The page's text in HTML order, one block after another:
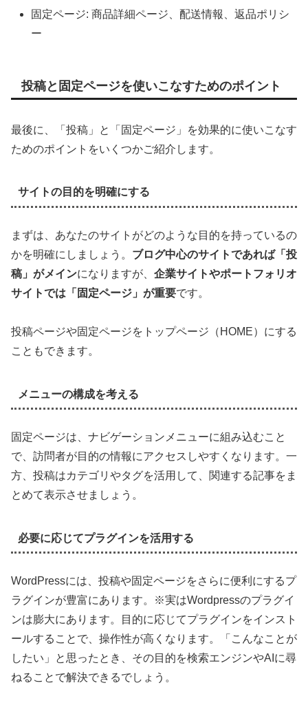
固定ページ: 商品詳細ページ、配送情報、返品ポリシ
ー
投稿と固定ページを使いこなすためのポイント
最後に、「投稿」と「固定ページ」を効果的に使いこなす
ためのポイントをいくつかご紹介します。
サイトの目的を明確にする
まずは、あなたのサイトがどのような目的を持っているの
かを明確にしましょう。 ブログ中心のサイトであれば「投
稿」がメインになりますが、 企業サイトやポートフォリオ
サイトでは「固定ページ」が重要です。
投稿ページや固定ページをトップページ（HOME）にする
こともできます。
メニューの構成を考える
固定ページは、ナビゲーションメニューに組み込むこと
で、訪問者が目的の情報にアクセスしやすくなります。一
方、投稿はカテゴリやタグを活用して、関連する記事をま
とめて表示させましょう。
必要に応じてプラグインを活用する
WordPressには、投稿や固定ページをさらに便利にするプ
ラグインが豊富にあります。※実はWordpressのプラグイ
ンは膨大にあります。目的に応じてプラグインをインスト
ールすることで、操作性が高くなります。「こんなことが
したい」と思ったとき、その目的を検索エンジンやAIに尋
ねることで解決できるでしょう。